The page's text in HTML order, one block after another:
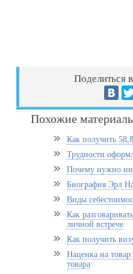
Поделиться
Похожие
Как получить
Трудности
Почему нужно
Биография Эрл
Виды
Как
личной встрече
Как получить
Наценка на
товара